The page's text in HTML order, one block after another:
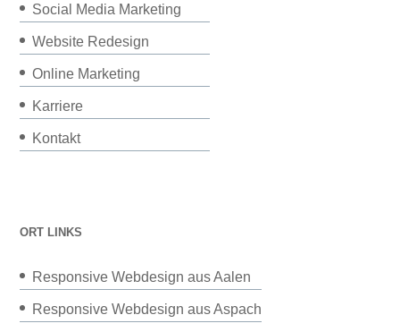
Social Media Marketing
Website Redesign
Online Marketing
Karriere
Kontakt
ORT LINKS
Responsive Webdesign aus Aalen
Responsive Webdesign aus Aspach